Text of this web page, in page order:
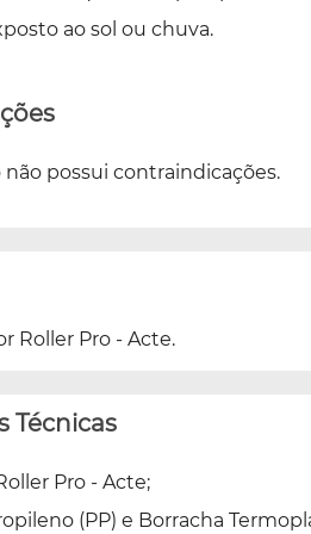
ao sol ou chuva.
possui contraindicações.
Roller Pro - Acte.
Técnicas
Pro - Acte;
(PP) e Borracha